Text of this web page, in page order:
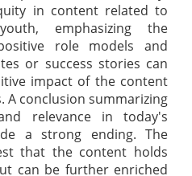
in content related to
emphasizing the
role models and
or success stories can
impact of the content
A conclusion summarizing
relevance in today's
a strong ending. The
that the content holds
can be further enriched